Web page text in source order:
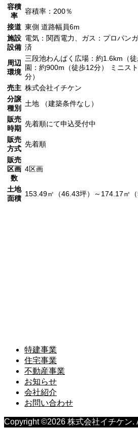
容積
率
容積率：200％
接道 東側 道路幅員6m
施設
設備
電気：関西電力、ガス：プロパン
済
周辺
環境
三段池わんぱく広場：約1.6km（
園：約900m（徒歩12分） ミニス
分）
売主 株式会社イチケン
分譲
種別
土地 （建築条件なし）
販売
時期
先着順にて申込受付中
販売
方式
先着順
販売
区画
数
4区画
土地
面積
153.49㎡（46.43坪）～174.17㎡
特建事業
住宅事業
不動産事業
お知らせ
会社紹介
お問い合わせ
Copyright ©2026 株式会社イチケン.